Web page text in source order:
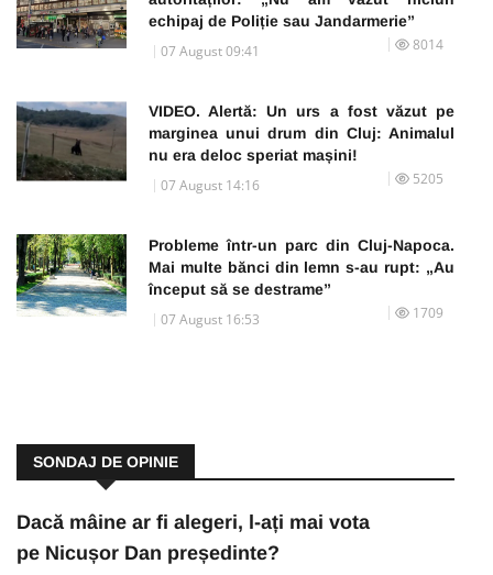
echipaj de Poliție sau Jandarmerie”
07 August 09:41 8014
VIDEO. Alertă: Un urs a fost văzut pe
marginea unui drum din Cluj: Animalul
nu era deloc speriat mașini!
07 August 14:16 5205
Probleme într-un parc din Cluj-Napoca.
Mai multe bănci din lemn s-au rupt: „Au
început să se destrame”
07 August 16:53 1709
SONDAJ DE OPINIE
Dacă mâine ar fi alegeri, l-ați mai vota
pe Nicușor Dan președinte?